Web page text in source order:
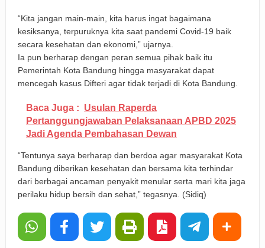
“Kita jangan main-main, kita harus ingat bagaimana
kesiksanya, terpuruknya kita saat pandemi Covid-19 baik
secara kesehatan dan ekonomi,” ujarnya.
Ia pun berharap dengan peran semua pihak baik itu
Pemerintah Kota Bandung hingga masyarakat dapat
mencegah kasus Difteri agar tidak terjadi di Kota Bandung.
Baca Juga : Usulan Raperda
Pertanggungjawaban Pelaksanaan APBD 2025
Jadi Agenda Pembahasan Dewan
“Tentunya saya berharap dan berdoa agar masyarakat Kota
Bandung diberikan kesehatan dan bersama kita terhindar
dari berbagai ancaman penyakit menular serta mari kita jaga
perilaku hidup bersih dan sehat,” tegasnya. (Sidiq)